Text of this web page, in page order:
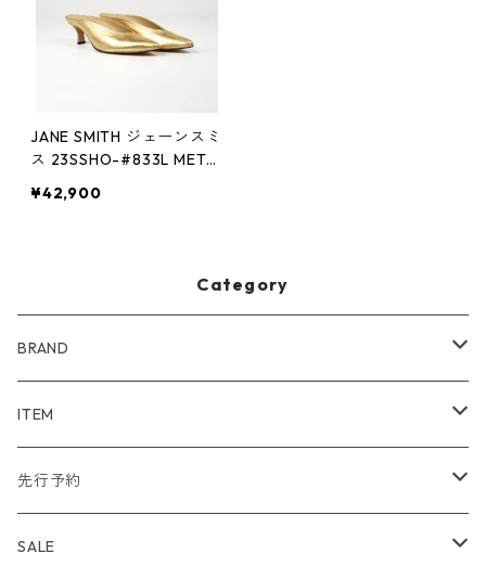
JANE SMITH ジェーンスミ
ス 23SSHO-#833L META
¥42,900
Category
BRAND
WIND AND SEA
アウター
トップス
NAISSANCE
アウター
bal
ITEM
アウター
トップス
先行予約
TODAYFUL 2020 SUMMER
SALE